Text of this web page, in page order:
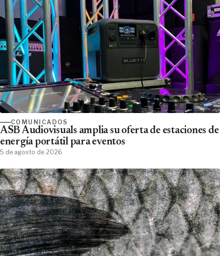
COMUNICADOS
ASB Audiovisuals amplia su oferta de estaciones de
energía portátil para eventos
5 de agosto de 2026